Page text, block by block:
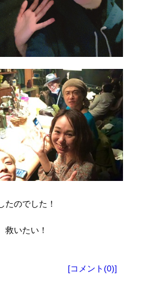
たのでした！
救いたい！
[コメント(0)]